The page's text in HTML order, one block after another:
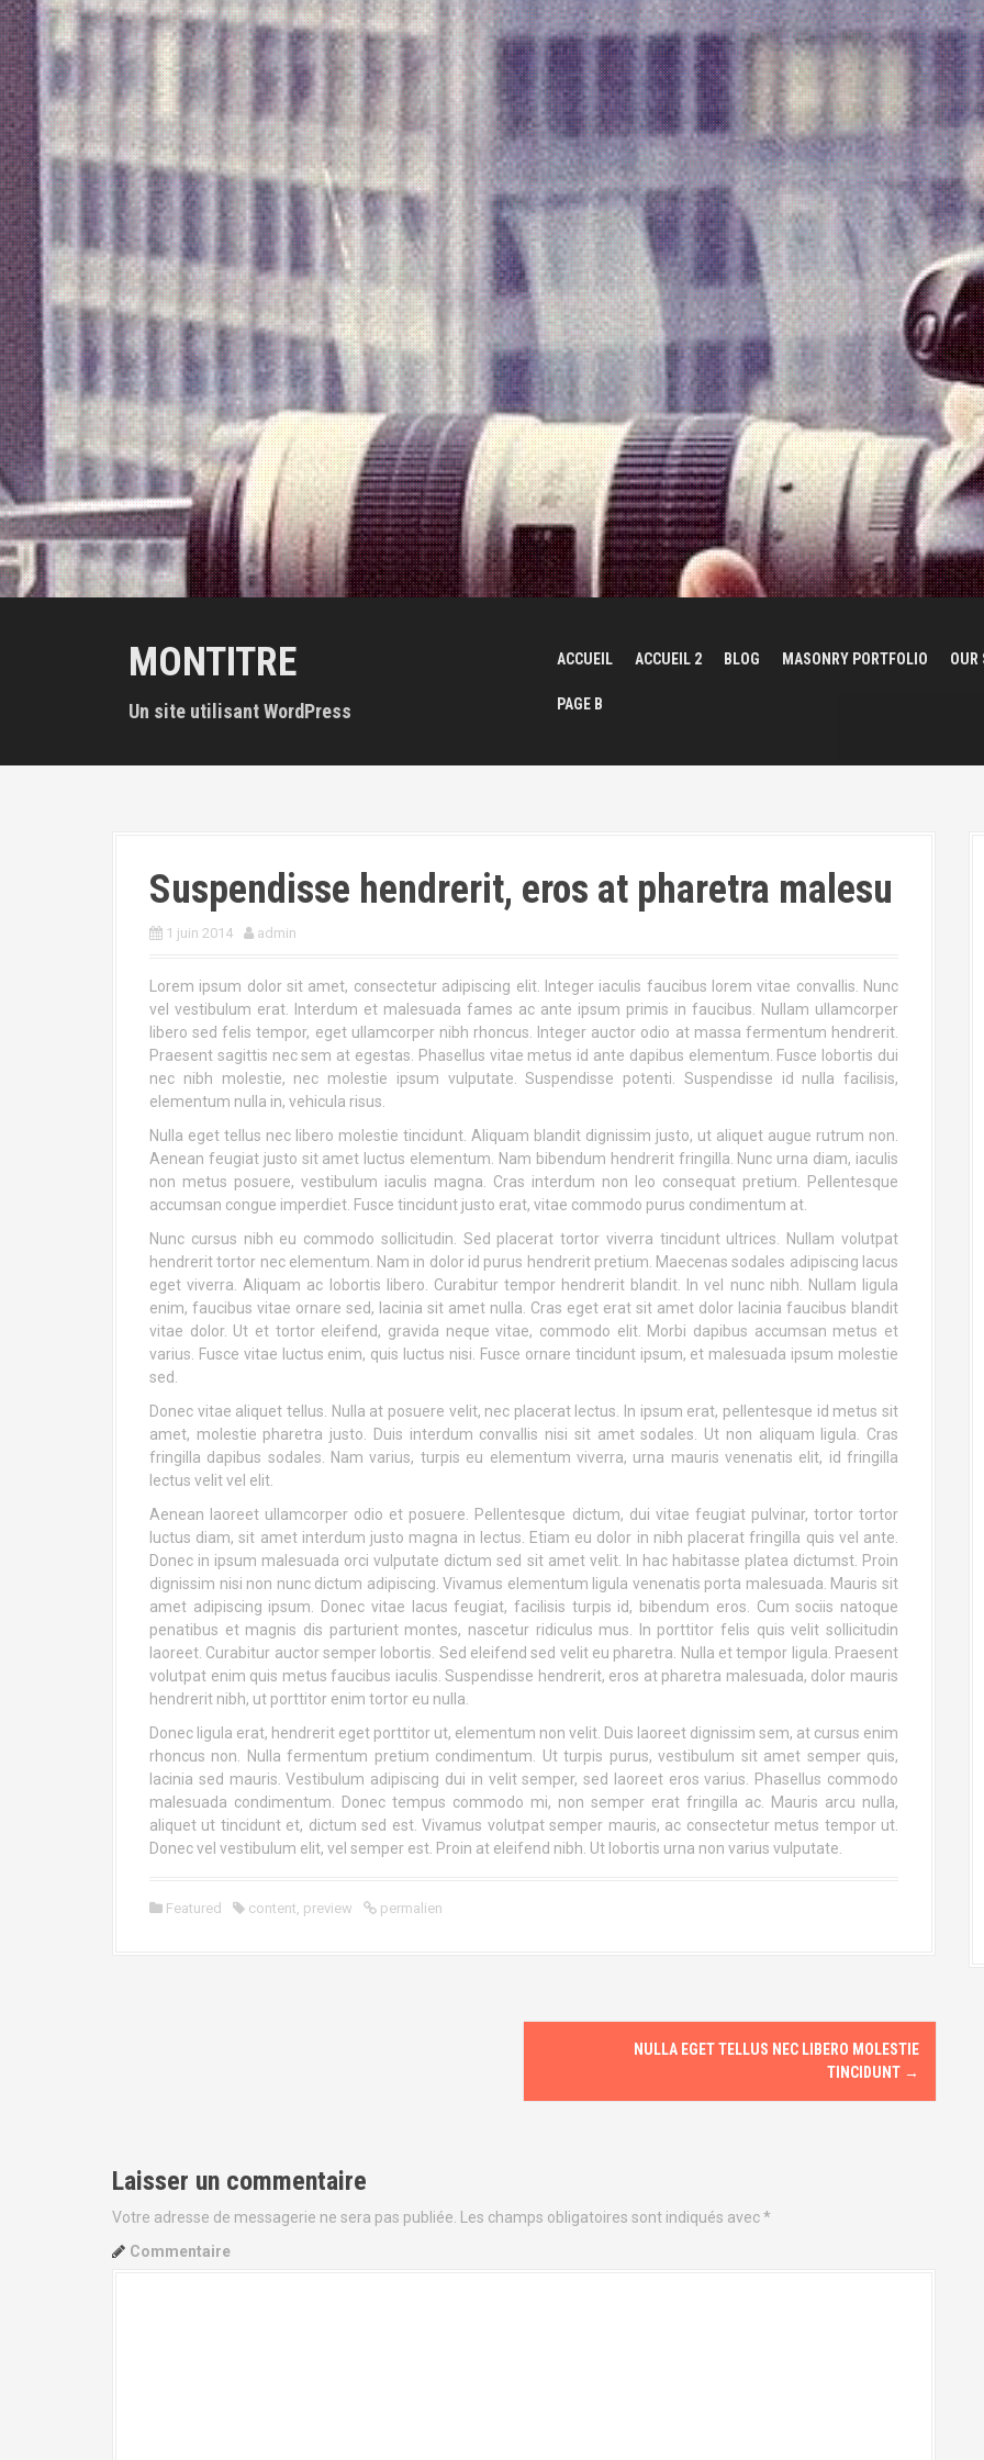
MONTITRE
Un site utilisant WordPress
ACCUEIL ACCUEIL 2 BLOG MASONRY PORTFOLIO OUR
PAGE B
Suspendisse hendrerit, eros at pharetra malesu
1 juin 2014 admin
Lorem ipsum dolor sit amet, consectetur adipiscing elit. Integer iaculis faucibus lorem vitae convallis. Nunc
vel vestibulum erat. Interdum et malesuada fames ac ante ipsum primis in faucibus. Nullam ullamcorper
libero sed felis tempor, eget ullamcorper nibh rhoncus. Integer auctor odio at massa fermentum hendrerit.
Praesent sagittis nec sem at egestas. Phasellus vitae metus id ante dapibus elementum. Fusce lobortis dui
nec nibh molestie, nec molestie ipsum vulputate. Suspendisse potenti. Suspendisse id nulla facilisis,
elementum nulla in, vehicula risus.
Nulla eget tellus nec libero molestie tincidunt. Aliquam blandit dignissim justo, ut aliquet augue rutrum non.
Aenean feugiat justo sit amet luctus elementum. Nam bibendum hendrerit fringilla. Nunc urna diam, iaculis
non metus posuere, vestibulum iaculis magna. Cras interdum non leo consequat pretium. Pellentesque
accumsan congue imperdiet. Fusce tincidunt justo erat, vitae commodo purus condimentum at.
Nunc cursus nibh eu commodo sollicitudin. Sed placerat tortor viverra tincidunt ultrices. Nullam volutpat
hendrerit tortor nec elementum. Nam in dolor id purus hendrerit pretium. Maecenas sodales adipiscing lacus
eget viverra. Aliquam ac lobortis libero. Curabitur tempor hendrerit blandit. In vel nunc nibh. Nullam ligula
enim, faucibus vitae ornare sed, lacinia sit amet nulla. Cras eget erat sit amet dolor lacinia faucibus blandit
vitae dolor. Ut et tortor eleifend, gravida neque vitae, commodo elit. Morbi dapibus accumsan metus et
varius. Fusce vitae luctus enim, quis luctus nisi. Fusce ornare tincidunt ipsum, et malesuada ipsum molestie
sed.
Donec vitae aliquet tellus. Nulla at posuere velit, nec placerat lectus. In ipsum erat, pellentesque id metus sit
amet, molestie pharetra justo. Duis interdum convallis nisi sit amet sodales. Ut non aliquam ligula. Cras
fringilla dapibus sodales. Nam varius, turpis eu elementum viverra, urna mauris venenatis elit, id fringilla
lectus velit vel elit.
Aenean laoreet ullamcorper odio et posuere. Pellentesque dictum, dui vitae feugiat pulvinar, tortor tortor
luctus diam, sit amet interdum justo magna in lectus. Etiam eu dolor in nibh placerat fringilla quis vel ante.
Donec in ipsum malesuada orci vulputate dictum sed sit amet velit. In hac habitasse platea dictumst. Proin
dignissim nisi non nunc dictum adipiscing. Vivamus elementum ligula venenatis porta malesuada. Mauris sit
amet adipiscing ipsum. Donec vitae lacus feugiat, facilisis turpis id, bibendum eros. Cum sociis natoque
penatibus et magnis dis parturient montes, nascetur ridiculus mus. In porttitor felis quis velit sollicitudin
laoreet. Curabitur auctor semper lobortis. Sed eleifend sed velit eu pharetra. Nulla et tempor ligula. Praesent
volutpat enim quis metus faucibus iaculis. Suspendisse hendrerit, eros at pharetra malesuada, dolor mauris
hendrerit nibh, ut porttitor enim tortor eu nulla.
Donec ligula erat, hendrerit eget porttitor ut, elementum non velit. Duis laoreet dignissim sem, at cursus enim
rhoncus non. Nulla fermentum pretium condimentum. Ut turpis purus, vestibulum sit amet semper quis,
lacinia sed mauris. Vestibulum adipiscing dui in velit semper, sed laoreet eros varius. Phasellus commodo
malesuada condimentum. Donec tempus commodo mi, non semper erat fringilla ac. Mauris arcu nulla,
aliquet ut tincidunt et, dictum sed est. Vivamus volutpat semper mauris, ac consectetur metus tempor ut.
Donec vel vestibulum elit, vel semper est. Proin at eleifend nibh. Ut lobortis urna non varius vulputate.
Featured content, preview permalien
i
g
NULLA EGET TELLUS NEC LIBERO MOLESTIE
TINCIDUNT →
Laisser un commentaire
Votre adresse de messagerie ne sera pas publiée. Les champs obligatoires sont indiqués avec*
Commentaire